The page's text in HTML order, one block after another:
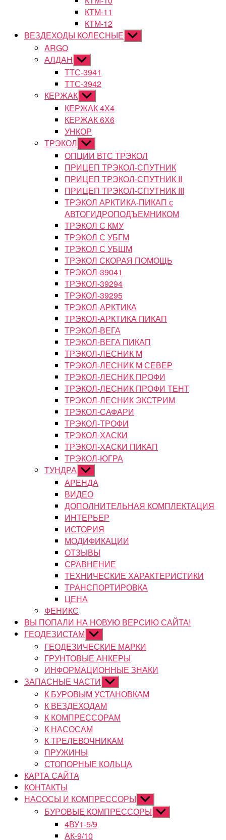
КТМ-11
КТМ-12
ВЕЗДЕХОДЫ КОЛЕСНЫЕ Показывать
подменю
ARGO
АЛДАН Показывать
подменю
ТТС-3941
ТТС-3942
КЕРЖАК Показывать
подменю
КЕРЖАК 4Х4
КЕРЖАК 6Х6
УНКОР
ТРЭКОЛ Показывать
подменю
ОПЦИИ ВТС ТРЭКОЛ
ПРИЦЕП ТРЭКОЛ-СПУТНИК
ПРИЦЕП ТРЭКОЛ-СПУТНИК II
ПРИЦЕП ТРЭКОЛ-СПУТНИК III
ТРЭКОЛ АРКТИКА-ПИКАП с
АВТОГИДРОПОДЪЕМНИКОМ
ТРЭКОЛ С КМУ
ТРЭКОЛ С УБГМ
ТРЭКОЛ С УБШМ
ТРЭКОЛ СКОРАЯ ПОМОЩЬ
ТРЭКОЛ-39041
ТРЭКОЛ-39294
ТРЭКОЛ-39295
ТРЭКОЛ-АРКТИКА
ТРЭКОЛ-АРКТИКА ПИКАП
ТРЭКОЛ-ВЕГА
ТРЭКОЛ-ВЕГА ПИКАП
ТРЭКОЛ-ЛЕСНИК М
ТРЭКОЛ-ЛЕСНИК М СЕВЕР
ТРЭКОЛ-ЛЕСНИК ПРОФИ
ТРЭКОЛ-ЛЕСНИК ПРОФИ ТЕНТ
ТРЭКОЛ-ЛЕСНИК ЭКСТРИМ
ТРЭКОЛ-САФАРИ
ТРЭКОЛ-ТРОФИ
ТРЭКОЛ-ХАСКИ
ТРЭКОЛ-ХАСКИ ПИКАП
ТРЭКОЛ-ЮГРА
ТУНДРА Показывать
подменю
АРЕНДА
ВИДЕО
ДОПОЛНИТЕЛЬНАЯ КОМПЛЕКТАЦИЯ
ИНТЕРЬЕР
ИСТОРИЯ
МОДИФИКАЦИИ
ОТЗЫВЫ
СРАВНЕНИЕ
ТЕХНИЧЕСКИЕ ХАРАКТЕРИСТИКИ
ТРАНСПОРТИРОВКА
ЦЕНА
ФЕНИКС
ВЫ ПОПАЛИ НА НОВУЮ ВЕРСИЮ САЙТА!
ГЕОДЕЗИСТАМ Показывать
подменю
ГЕОДЕЗИЧЕСКИЕ МАРКИ
ГРУНТОВЫЕ АНКЕРЫ
ИНФОРМАЦИОННЫЕ ЗНАКИ
ЗАПАСНЫЕ ЧАСТИ Показывать
подменю
К БУРОВЫМ УСТАНОВКАМ
К ВЕЗДЕХОДАМ
К КОМПРЕССОРАМ
К НАСОСАМ
К ТРЕЛЕВОЧНИКАМ
ПРУЖИНЫ
СТОПОРНЫЕ КОЛЬЦА
КАРТА САЙТА
КОНТАКТЫ
НАСОСЫ И КОМПРЕССОРЫ Показывать
подменю
БУРОВЫЕ КОМПРЕССОРЫ Показывать
подменю
4ВУ1-5/9
АК-9/10